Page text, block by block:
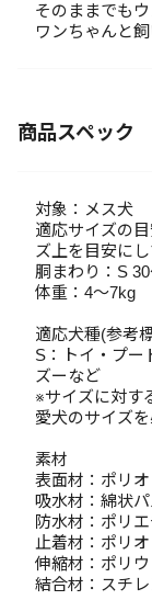
そのままでも
ワンちゃんと
商品スペック
対象：メス犬
適応サイズの
ズ上を目安にし
胴まわり：S
体重：4～7kg
適応犬種(参考
S：トイ・プー
ズーなど
※サイズに対す
愛犬のサイズ
素材
表面材：ポリ
吸水材：綿状
防水材：ポリ
止着材：ポリ
伸縮材：ポリ
結合材：スチ